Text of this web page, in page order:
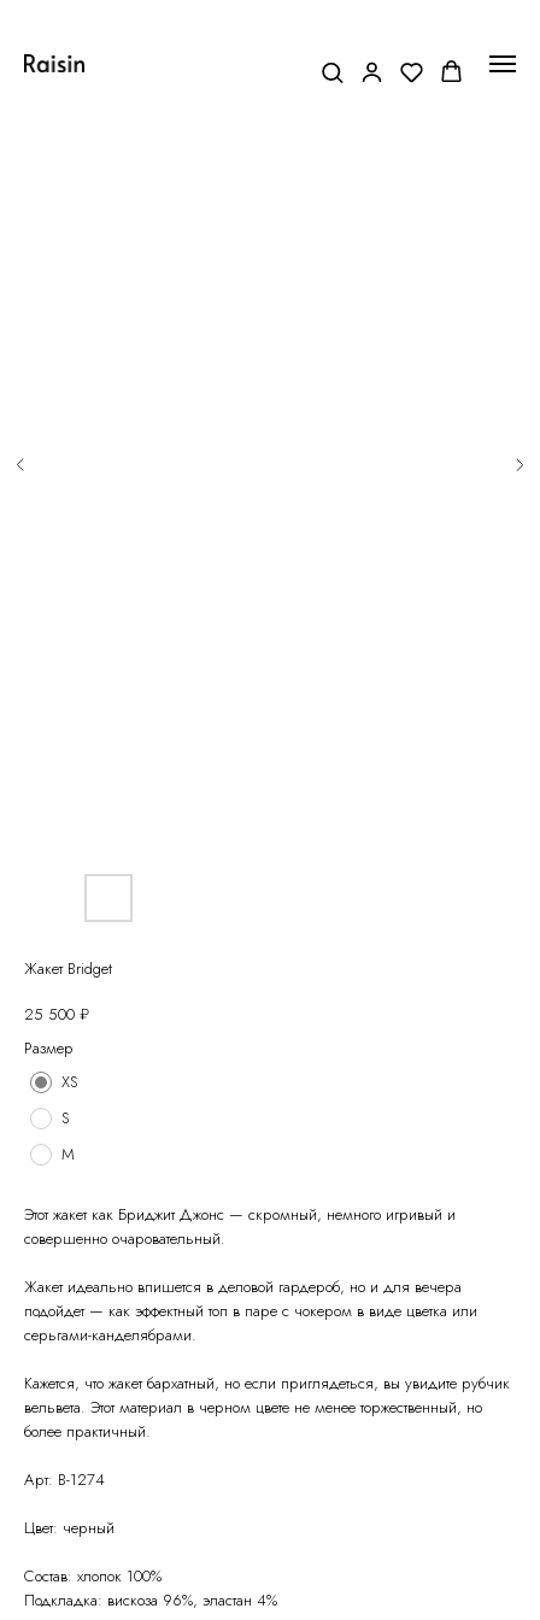
Жакет Bridget
25 500 ₽
Размер
XS
S
M
Этот жакет как Бриджит Джонс — скромный, немного игривый и
совершенно очаровательный.
Жакет идеально впишется в деловой гардероб, но и для вечера
подойдет — как эффектный топ в паре с чокером в виде цветка или
серьгами-канделябрами.
Кажется, что жакет бархатный, но если приглядеться, вы увидите рубчик
вельвета. Этот материал в черном цвете не менее торжественный, но
более практичный.
Арт: B-1274
Цвет: черный
Состав: хлопок 100%
Подкладка: вискоза 96%, эластан 4%
Таблица размеров
О
бренде